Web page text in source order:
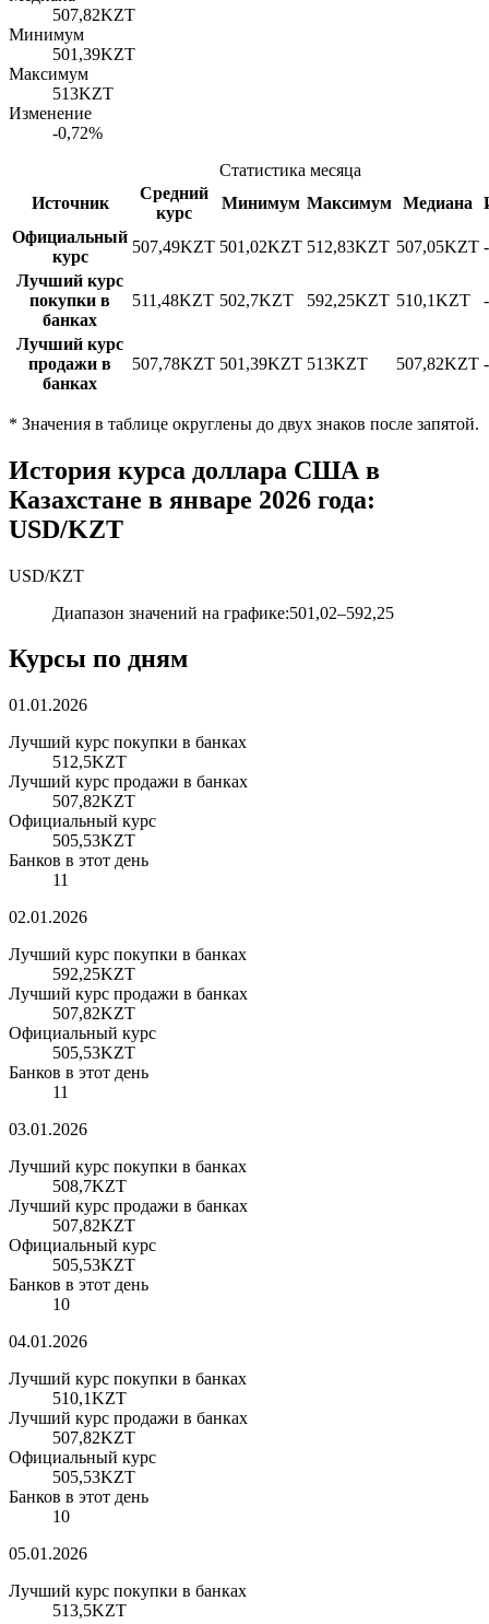
507,82KZT
Минимум
501,39KZT
Максимум
513KZT
Изменение
-0,72%
Статистика месяца
Источник
Средний
курс
Минимум Максимум Медиана
Официальный
курс
507,49KZT 501,02KZT 512,83KZT 507,05KZT
Лучший курс
покупки в
банках
511,48KZT 502,7KZT 592,25KZT 510,1KZT
Лучший курс
продажи в
банках
507,78KZT 501,39KZT 513KZT 507,82KZT
* Значения в таблице округлены до двух знаков после запятой.
История курса доллара США в
Казахстане в январе 2026 года:
USD/KZT
USD/KZT
Диапазон значений на графике:501,02–592,25
Курсы по дням
01.01.2026
Лучший курс покупки в банках
512,5KZT
Лучший курс продажи в банках
507,82KZT
Официальный курс
505,53KZT
Банков в этот день
11
02.01.2026
Лучший курс покупки в банках
592,25KZT
Лучший курс продажи в банках
507,82KZT
Официальный курс
505,53KZT
Банков в этот день
11
03.01.2026
Лучший курс покупки в банках
508,7KZT
Лучший курс продажи в банках
507,82KZT
Официальный курс
505,53KZT
Банков в этот день
10
04.01.2026
Лучший курс покупки в банках
510,1KZT
Лучший курс продажи в банках
507,82KZT
Официальный курс
505,53KZT
Банков в этот день
10
05.01.2026
Лучший курс покупки в банках
513,5KZT